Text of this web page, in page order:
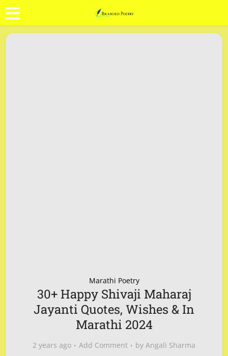
Marathi Poetry
30+ Happy Shivaji Maharaj
Jayanti Quotes, Wishes & In
Marathi 2024
2 years ago Add Comment by Angali Sharma